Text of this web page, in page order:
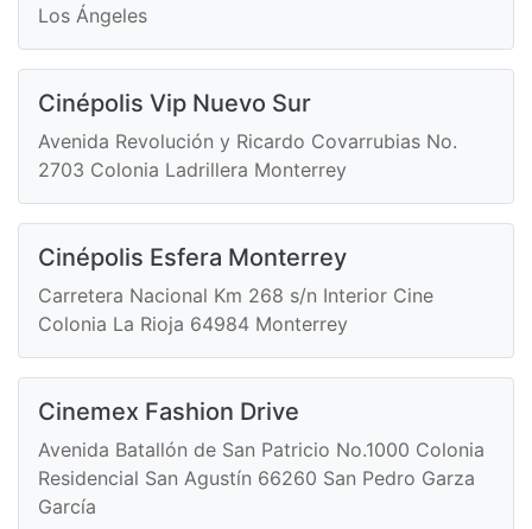
Los Ángeles
Cinépolis Vip Nuevo Sur
Avenida Revolución y Ricardo Covarrubias No.
2703 Colonia Ladrillera Monterrey
Cinépolis Esfera Monterrey
Carretera Nacional Km 268 s/n Interior Cine
Colonia La Rioja 64984 Monterrey
Cinemex Fashion Drive
Avenida Batallón de San Patricio No.1000 Colonia
Residencial San Agustín 66260 San Pedro Garza
García